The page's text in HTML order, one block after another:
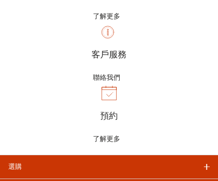
了解更多
客戶服務
聯絡我們
預約
了解更多
選購